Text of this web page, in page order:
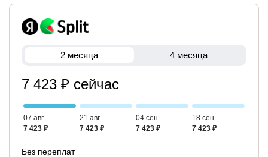
2 месяца 4 месяца
7 423 ₽ сейчас
07 авг
7 423 ₽
21 авг
7 423 ₽
04 сен
7 423 ₽
18 сен
7 423 ₽
Без переплат